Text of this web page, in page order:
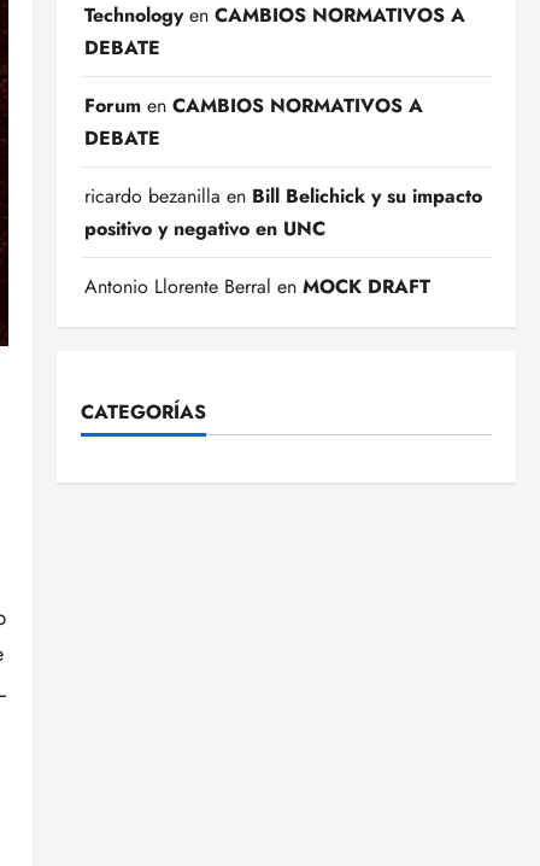
Technologyen CAMBIOS NORMATIVOS A
DEBATE
Forumen CAMBIOS NORMATIVOS A
DEBATE
ricardo bezanilla en Bill Belichick y su impacto
positivo y negativo en UNC
Antonio Llorente Berral en MOCK DRAFT
CATEGORÍAS